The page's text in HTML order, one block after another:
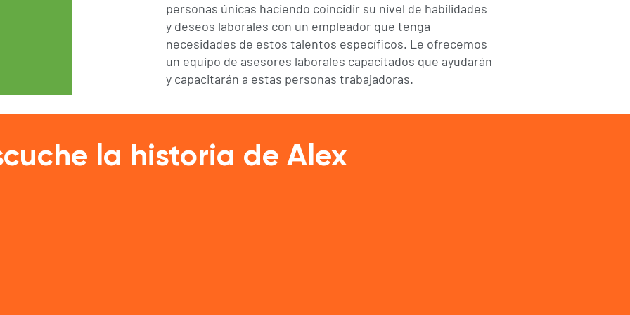
personas únicas haciendo coincidir su nivel de habilidades
y deseos laborales con un empleador que tenga
necesidades de estos talentos específicos. Le ofrecemos
un equipo de asesores laborales capacitados que ayudarán
y capacitarán a estas personas trabajadoras.
la historia de Alex